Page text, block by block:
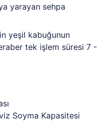
yarayan sehpa
yeşil kabuğunun
tek işlem süresi 7 -
Soyma Kapasitesi